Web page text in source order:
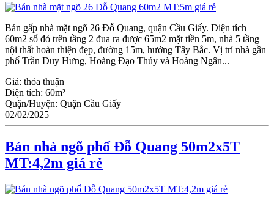
Bán gấp nhà mặt ngõ 26 Đỗ Quang, quận Ϲầu Giấy. Diện tích
60m2 sổ đỏ trên tầng 2 đua ra được 65m2 mặt tiền 5m, nhà 5 tầng
nội thất hoàn thiện đẹp, đường 15m, hướng Tây Bắc. Vị trí nhà gần
phố Trần Duy Hưng, Hoàng Đạo Thúy và Hoàng Ngân...
Giá: thỏa thuận
Diện tích: 60m²
Quận/Huyện: Quận Cầu Giấy
02/02/2025
Bán nhà ngõ phố Đỗ Quang 50m2x5T
MT:4,2m giá rẻ